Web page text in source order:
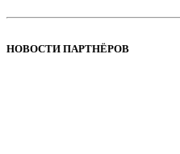
НОВОСТИ ПАРТНЁРОВ